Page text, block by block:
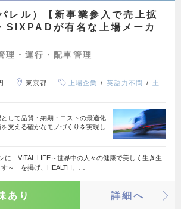
レル）【新事業参入で売上拡
SIXPADが有名な上場メーカ
理・運行・配車管理
東京都 上場企業 英語力不問
土
して品質・納期・コストの最適化
支える確かなモノづくりを実現し
に「VITAL LIFE～世界中の人々の健康で美しく生き生
～」を掲げ、HEALTH、…
あり 詳細へ